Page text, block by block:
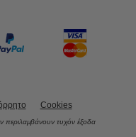
Cookies
περιλαμβάνουν τυχόν έξοδα